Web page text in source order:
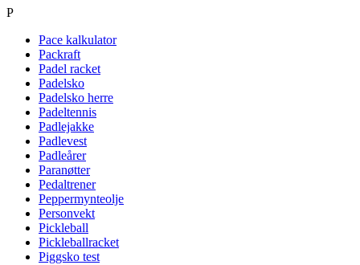
P
Pace kalkulator
Packraft
Padel racket
Padelsko
Padelsko herre
Padeltennis
Padlejakke
Padlevest
Padleårer
Paranøtter
Pedaltrener
Peppermynteolje
Personvekt
Pickleball
Pickleballracket
Piggsko test